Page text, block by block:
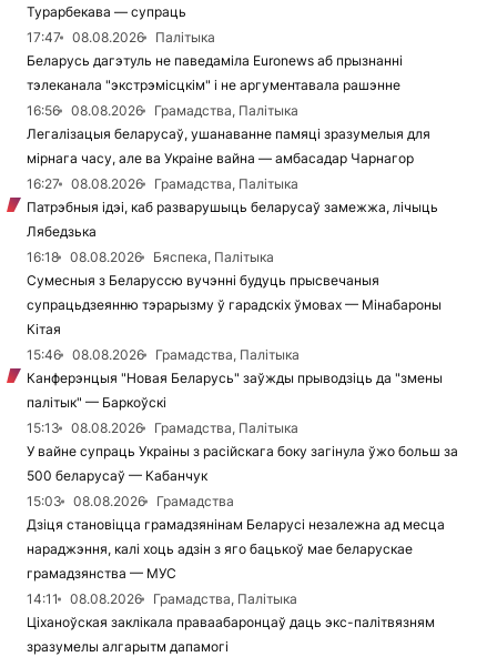
Турарбекава — супраць
17:47
08.08.2026
Палітыка
Беларусь дагэтуль не паведаміла Euronews аб прызнанні
тэлеканала "экстрэмісцкім" і не аргументавала рашэнне
16:56
08.08.2026
Грамадства, Палітыка
Легалізацыя беларусаў, ушанаванне памяці зразумелыя для
мірнага часу, але ва Украіне вайна — амбасадар Чарнагор
16:27
08.08.2026
Грамадства, Палітыка
Патрэбныя ідэі, каб разварушыць беларусаў замежжа, лічыць
Лябедзька
16:18
08.08.2026
Бяспека, Палітыка
Сумесныя з Беларуссю вучэнні будуць прысвечаныя
супрацьдзеянню тэрарызму ў гарадскіх ўмовах — Мінабароны
Кітая
15:46
08.08.2026
Грамадства, Палітыка
Канферэнцыя "Новая Беларусь" заўжды прыводзіць да "змены
палітык" — Баркоўскі
15:13
08.08.2026
Грамадства, Палітыка
У вайне супраць Украіны з расійскага боку загінула ўжо больш за
500 беларусаў — Кабанчук
15:03
08.08.2026
Грамадства
Дзіця становіцца грамадзянінам Беларусі незалежна ад месца
нараджэння, калі хоць адзін з яго бацькоў мае беларускае
грамадзянства — МУС
14:11
08.08.2026
Грамадства, Палітыка
Ціханоўская заклікала праваабаронцаў даць экс-палітвязням
зразумелы алгарытм дапамогі